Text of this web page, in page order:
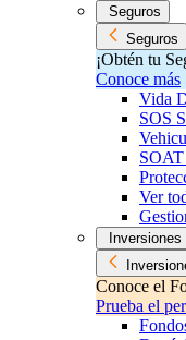
Seguros
Seguros
¡Obtén tu
Conoce más
Vida
SOS
Ver
Inversiones
Conoce el
Prueba el